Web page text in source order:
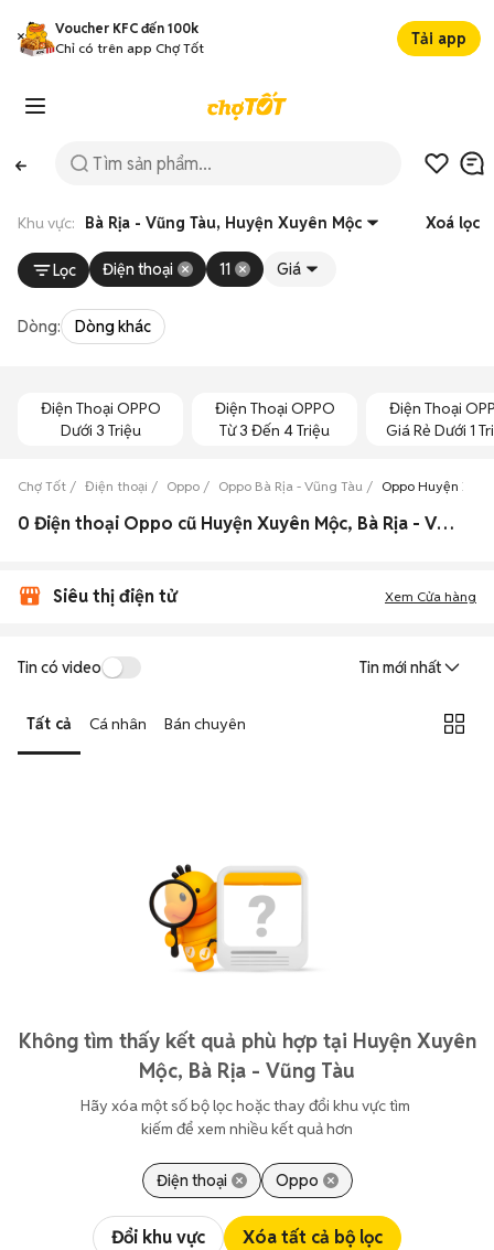
Voucher KFC đến 100k
Chỉ có trên app Chợ Tốt
Tải app
Khu vực: Bà Rịa - Vũng Tàu, Huyện Xuyên Mộc Xoá lọc
Lọc Điện thoại 11 Giá
Dòng: Dòng khác
Điện Thoại OPPO
Dưới 3 Triệu
Điện Thoại OPPO
Từ 3 Đến 4 Triệu
Điện Thoại
Giá Rẻ Dưới 1
Chợ Tốt Điện thoại Oppo Oppo Bà Rịa - Vũng Tàu Oppo Huyện
0 Điện thoại Oppo cũ Huyện Xuyên Mộc, Bà Rịa - Vũng Tàu
Siêu thị điện tử Xem Cửa hàng
Tin có video Tin mới nhất
Tất cả Cá nhân Bán chuyên
Không tìm thấy kết quả phù hợp tại Huyện Xuyên
Mộc, Bà Rịa - Vũng Tàu
Hãy xóa một số bộ lọc hoặc thay đổi khu vực tìm
kiếm để xem nhiều kết quả hơn
Điện thoại Oppo
Đổi khu vực Xóa tất cả bộ lọc